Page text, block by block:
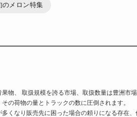
のメロン特集
物、 取扱規模を誇る市場、取扱数量は豊洲市
の荷物の量とトラックの数に圧倒されます。
くなり販売先に困った場合の頼りになる存在